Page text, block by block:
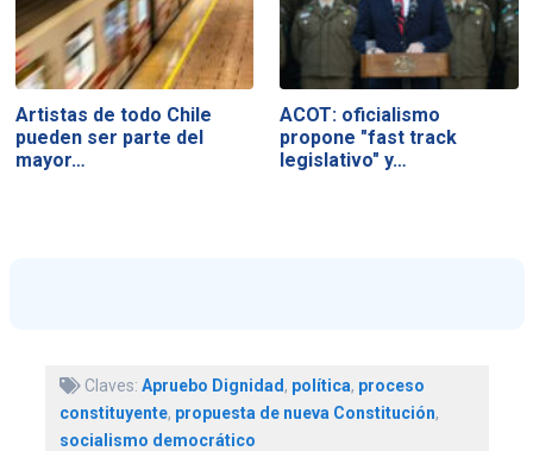
Artistas de todo Chile
pueden ser parte del
mayor…
ACOT: oficialismo
propone "fast track
legislativo" y…
Claves: Apruebo Dignidad, política, proceso
constituyente, propuesta de nueva Constitución,
socialismo democrático